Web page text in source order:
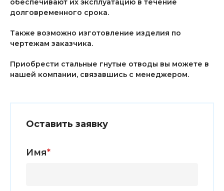
обеспечивают их эксплуатацию в течение
долговременного срока.
Также возможно изготовление изделия по
чертежам заказчика.
Приобрести стальные гнутые отводы вы можете в
нашей компании, связавшись с менеджером.
Оставить заявку
Имя*